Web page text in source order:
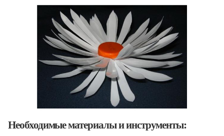
Необходимые материалы и инструменты: